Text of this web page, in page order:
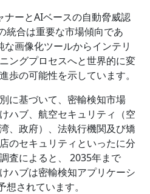
ナーとAIベースの自動脅威認
統合は重要な市場傾向であ
な画像化ツールからインテリ
ングプロセスへと世界的に変
歩の可能性を示しています。
に基づいて、密輸検知市場
ハブ、航空セキュリティ（空
、政府）、法執行機関及び矯
のセキュリティといったに分
査によると、 2035年まで
ハブは密輸検知アプリケーシ
想されています。